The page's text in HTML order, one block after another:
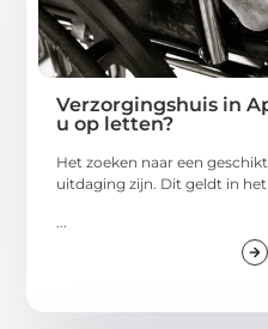
Verzorgingshuis in
u op letten?
Het zoeken naar een
uitdaging zijn. Dit geldt in
...